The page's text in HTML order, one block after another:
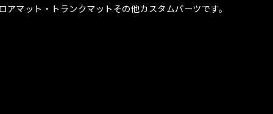
マット・トランクマットその他カスタムパーツです。